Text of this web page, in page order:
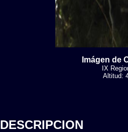
Imágen de
IX
Altitud:
DESCRIPCION